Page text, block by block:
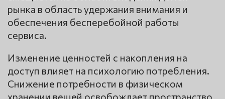
рынка в область удержания внимания и
обеспечения бесперебойной работы
сервиса.
Изменение ценностей с накопления на
доступ влияет на психологию потребления.
Снижение потребности в физическом
хранении вещей освобождает пространство,